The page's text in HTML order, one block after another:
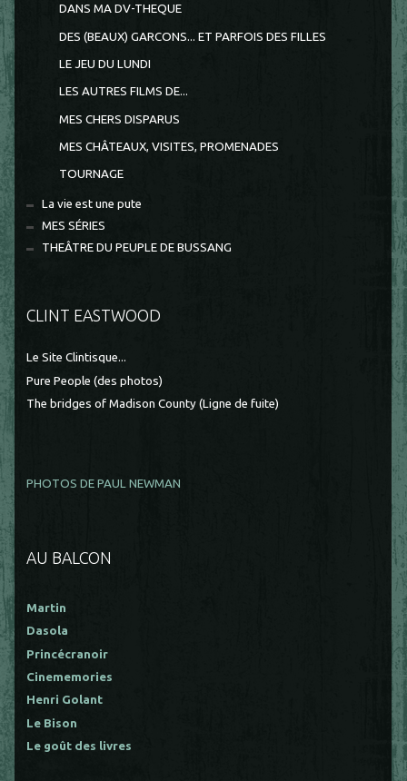
DANS MA DV-THEQUE
DES (BEAUX) GARCONS... ET PARFOIS DES FILLES
LE JEU DU LUNDI
LES AUTRES FILMS DE...
MES CHERS DISPARUS
MES CHÂTEAUX, VISITES, PROMENADES
TOURNAGE
La vie est une pute
MES SÉRIES
THEÂTRE DU PEUPLE DE BUSSANG
CLINT EASTWOOD
Le Site Clintisque...
Pure People (des photos)
The bridges of Madison County (Ligne de fuite)
PHOTOS DE PAUL NEWMAN
AU BALCON
Martin
Dasola
Princécranoir
Cinememories
Henri Golant
Le Bison
Le goût des livres